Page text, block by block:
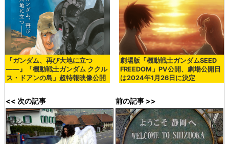
『ガンダム、再び大地に立つ
――』「機動戦士ガンダム ククル
ス・ドアンの島」超特報映像公開
劇場版「機動戦士ガンダムSEED
FREEDOM」PV公開、劇場公開日
は2024年1月26日に決定
<< 次の記事 前の記事 >>